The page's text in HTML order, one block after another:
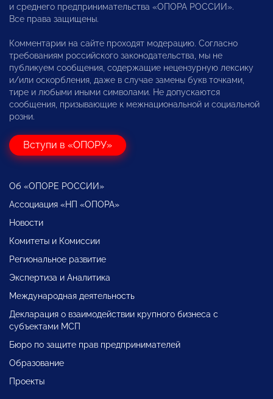
и среднего предпринимательства «ОПОРА РОССИИ».
Все права защищены.
Комментарии на сайте проходят модерацию. Согласно
требованиям российского законодательства, мы не
публикуем сообщения, содержащие нецензурную лексику
и/или оскорбления, даже в случае замены букв точками,
тире и любыми иными символами. Не допускаются
сообщения, призывающие к межнациональной и социальной
розни.
Вступи в «ОПОРУ»
Об «ОПОРЕ РОССИИ»
Ассоциация «НП «ОПОРА»
Новости
Комитеты и Комиссии
Региональное развитие
Экспертиза и Аналитика
Международная деятельность
Декларация о взаимодействии крупного бизнеса с
субъектами МСП
Бюро по защите прав предпринимателей
Образование
Проекты